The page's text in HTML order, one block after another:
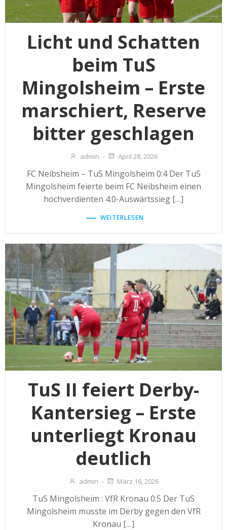
Licht und Schatten
beim TuS
Mingolsheim – Erste
marschiert, Reserve
bitter geschlagen
admin - April 28, 2026
FC Neibsheim – TuS Mingolsheim 0:4 Der TuS
Mingolsheim feierte beim FC Neibsheim einen
hochverdienten 4:0-Auswärtssieg […]
WEITERLESEN
TuS II feiert Derby-
Kantersieg – Erste
unterliegt Kronau
deutlich
admin - März 16, 2026
TuS Mingolsheim : VfR Kronau 0:5 Der TuS
Mingolsheim musste im Derby gegen den VfR
Kronau […]